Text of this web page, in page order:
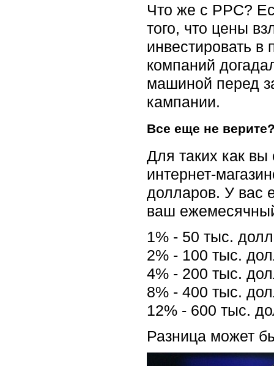
Что же с PPC?
того, что цены
инвестировать в
компаний
машиной перед
кампании.
Все еще не
Для таких как
интернет-
долларов. У вас
ваш
1% - 50 тыс.
2% - 100 тыс.
4% - 200 тыс.
8% - 400 тыс.
12% - 600 тыс.
Разница может